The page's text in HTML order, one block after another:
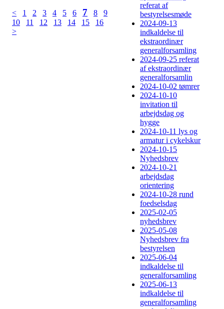
< 1 2 3 4 5 6 7 8
9
10
11 12 13 14 15
16
>
referat af
bestyrelsesmøde
2024-09-13
indkaldelse til
ekstraordinær
generalforsamling
2024-09-25 referat
af ekstraordinær
generalforsamlin
2024-10-02 tømrer
2024-10-10
invitation til
arbejdsdag og
hygge
2024-10-11 lys og
armatur i cykelskur
2024-10-15
Nyhedsbrev
2024-10-21
arbejdsdag
orientering
2024-10-28 rund
foedselsdag
2025-02-05
nyhedsbrev
2025-05-08
Nyhedsbrev fra
bestyrelsen
2025-06-04
indkaldelse til
generalforsamling
2025-06-13
indkaldelse til
generalforsamling